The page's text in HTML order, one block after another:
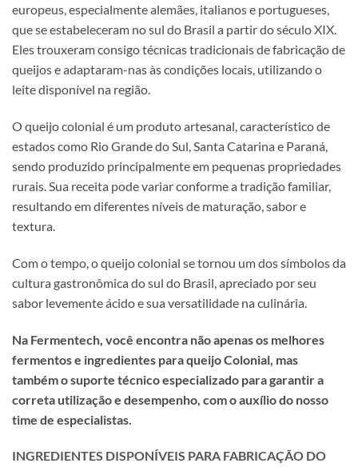
europeus, especialmente alemães, italianos e portugueses,
que se estabeleceram no sul do Brasil a partir do século XIX.
Eles trouxeram consigo técnicas tradicionais de fabricação de
queijos e adaptaram-nas às condições locais, utilizando o
leite disponível na região.
O queijo colonial é um produto artesanal, característico de
estados como Rio Grande do Sul, Santa Catarina e Paraná,
sendo produzido principalmente em pequenas propriedades
rurais. Sua receita pode variar conforme a tradição familiar,
resultando em diferentes níveis de maturação, sabor e
textura.
Com o tempo, o queijo colonial se tornou um dos símbolos da
cultura gastronômica do sul do Brasil, apreciado por seu
sabor levemente ácido e sua versatilidade na culinária.
Na Fermentech, você encontra não apenas os melhores
fermentos e ingredientes para queijo Colonial, mas
também o suporte técnico especializado para garantir a
correta utilização e desempenho, com o auxílio do nosso
time de especialistas.
INGREDIENTES DISPONÍVEIS PARA FABRICAÇÃO DO